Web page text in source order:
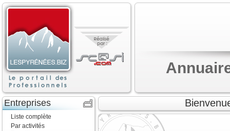
Entreprises
Liste complète
Par activités